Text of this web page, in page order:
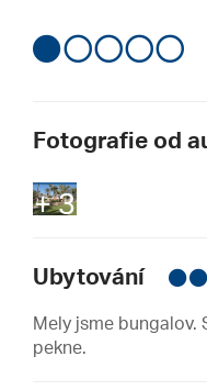
Fotografie od
+ 3
Ubytování
Mely jsme bungalov.
pekne.